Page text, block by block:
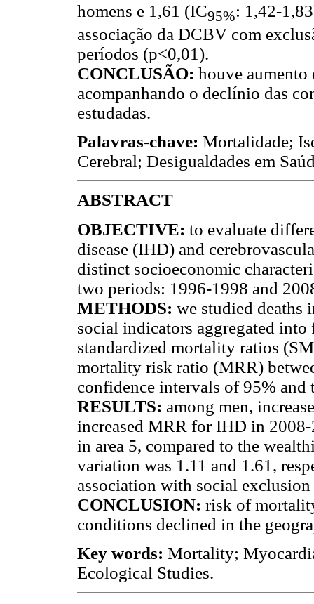
homens e 1,61 (IC95%: 1,42-
associação da DCBV com
períodos (p<0,01).
CONCLUSÃO: houve
acompanhando o declínio das
estudadas.
Palavras-chave: Mortalidade;
Cerebral; Desigualdades em
ABSTRACT
OBJECTIVE: to evaluate
disease (IHD) and
distinct socioeconomic
two periods: 1996-1998 and
METHODS: we studied deaths
social indicators aggregated
standardized mortality ratios
mortality risk ratio (MRR)
confidence intervals of 95% and
RESULTS: among men,
increased MRR for IHD in
in area 5, compared to the
variation was 1.11 and 1.61,
association with social
CONCLUSION: risk of
conditions declined in the
Key words: Mortality;
Ecological Studies.